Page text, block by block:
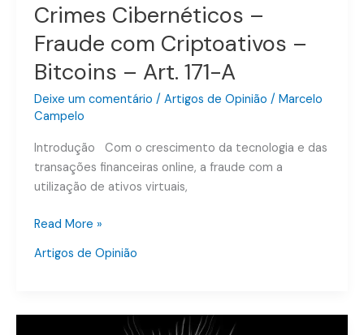
Crimes Cibernéticos –
Fraude com Criptoativos –
Bitcoins – Art. 171-A
Deixe um comentário / Artigos de Opinião / Marcelo
Campelo
Introdução Com o crescimento da tecnologia e das
transações financeiras online, a fraude com a
utilização de ativos virtuais,
Read More »
Artigos de Opinião